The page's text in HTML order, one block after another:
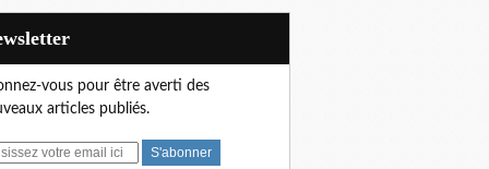
vous pour être averti des
articles publiés.